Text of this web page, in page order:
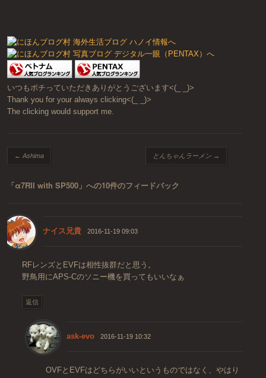
いつもポチっていただきありがとうございます<(_ _)>
Thank you for your always clicking<(_ _)>
The clicking would support me.
投稿ナビゲーション
← Ashima とんちゃんラーメン →
「α7RII with SP500」への10件のフィードバック
ナイス兄貴 2016-11-19 09:03
RFレンズとEVFは相性抜群だと思う。
野鳥用にAPS-Cのソニー機を買ってもいいなぁ
返信
ask-evo 2016-11-19 10:32
OVFとEVFはどちらがいいというものではなく、やはり